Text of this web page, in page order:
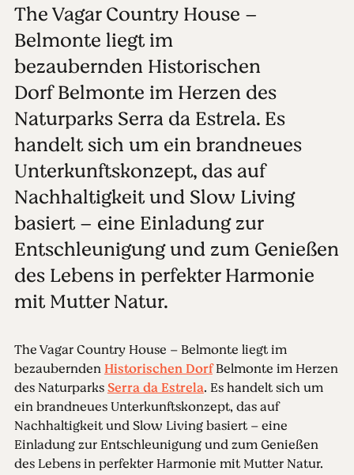
The Vagar Country House –
Belmonte liegt im
bezaubernden Historischen
Dorf Belmonte im Herzen des
Naturparks Serra da Estrela. Es
handelt sich um ein brandneues
Unterkunftskonzept, das auf
Nachhaltigkeit und Slow Living
basiert – eine Einladung zur
Entschleunigung und zum Genießen
des Lebens in perfekter Harmonie
mit Mutter Natur.
The Vagar Country House – Belmonte liegt im
bezauberndenHistorischen DorfBelmonte im Herzen
des NaturparksSerra da Estrela. Es handelt sich um
ein brandneues Unterkunftskonzept, das auf
Nachhaltigkeit und Slow Living basiert – eine
Einladung zur Entschleunigung und zum Genießen
des Lebens in perfekter Harmonie mit Mutter Natur.